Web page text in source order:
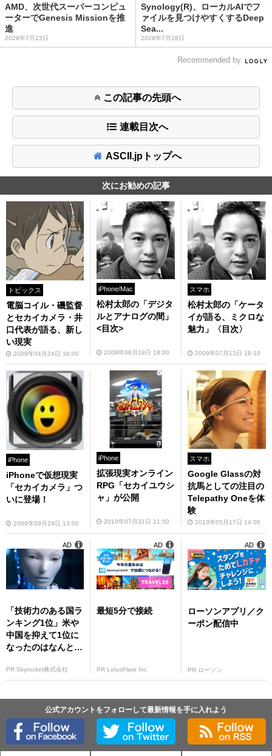
AMD、次世代スーパーコンピュ
ーターでGenesis Missionを推
進
2026年7月23日
Synology(R)、ローカルAIでフ
ァイルを見つけやすくするDeep
Sea...
2026年7月28日
Recommended by
この記事の先頭へ
連載目次へ
ASCII.jpトップへ
次にお勧めの記事
トピックス
電脳コイル・磯監督
とセカイカメラ・井
口代表が語る、新し
い現実
2009年04月24日 16:00
iPhone/Mac
松村太郎の「デジタ
ルとアナログの間」
<目次>
2008年08月19日 18:00
スマホ
松村太郎の「ケータ
イが語る、ミクロな
魅力」〈目次〉
2009年07月13日 18:10
iPhone
iPhoneで仮想現実
「セカイカメラ」つ
いに登場！
2009年09月24日 13:00
iPhone
拡張現実オンライン
RPG「セカイユウシ
ャ」が公開
2010年07月31日 11:50
スマホ
Google Glassの対
抗馬としての注目の
Telepathy Oneを体
験
2013年05月17日 14:00
「技術力のある国ラ
ンキング1位」米や
中国を抑えて1位に
なったのはなんと…
PR Skyrocket株式会社
AD
最短5分で接続
PR LotusFlare Inc
AD
ローソンアプリ／ク
ーポン配信中
PR ローソン
AD
公式アカウントをフォローして最新情報を手に入れよう